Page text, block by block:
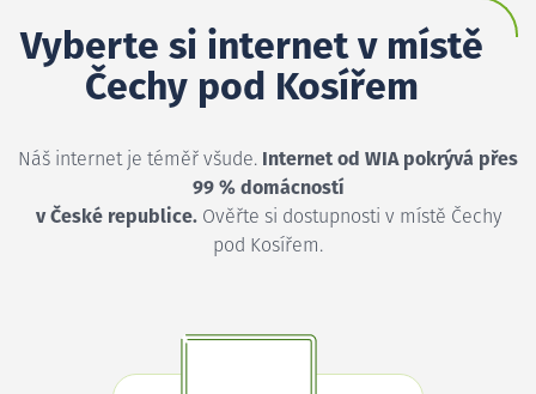
Vyberte si internet v místě
Čechy pod Kosířem
Náš internet je téměř všude. Internet od WIA pokrývá přes
99 % domácností
v České republice.Ověřte si dostupnosti v místě Čechy
pod Kosířem.